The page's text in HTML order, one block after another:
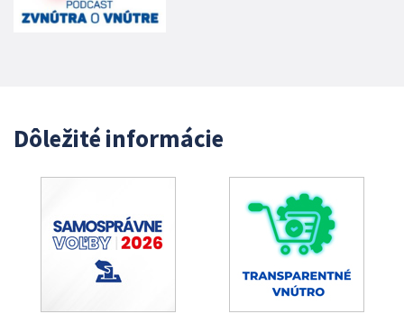
Dôležité informácie